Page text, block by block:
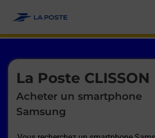
La Poste CLISSON
Acheter un smartphone
Samsung
Le lien s'ouvre dans un nouvel onglet